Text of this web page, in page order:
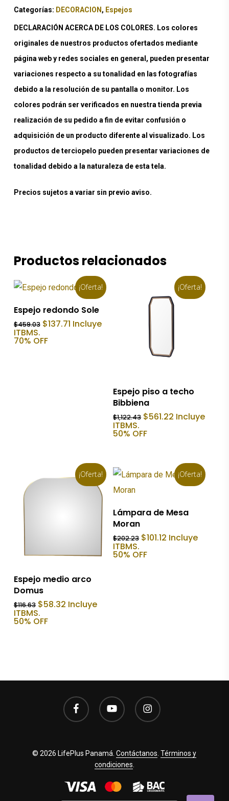
Categorías: DECORACION , Espejos
DECLARACIÓN ACERCA DE LOS COLORES. Los colores
originales de nuestros productos ofertados mediante
página web y redes sociales en general, pueden presentar
variaciones respecto a su tonalidad en las fotografías
debido a la resolución de su pantalla o monitor. Los
colores podrán ser verificados en nuestra tienda previa
realización de su pedido a fin de evitar confusión o
adquisición de un producto diferente al visualizado. Los
productos de terciopelo pueden presentar variaciones de
tonalidad debido a la naturaleza de esta tela.
Precios sujetos a variar sin previo aviso.
Productos relacionados
¡Oferta!
Añadir Al Carrito
Espejo redondo Sole
$459.03 El
original
$137.71El
precio
Incluye
ITBMS.
70% OFF
¡Oferta!
Añadir Al Carrito
Espejo piso a techo
Bibbiena
$1,122.43 El
original
$561.22 El
precio
Incluye
ITBMS.
50% OFF
¡Oferta!
Añadir Al Carrito
Espejo medio arco
Domus
$116.63 El
precio
original
$58.32El
precio
Incluye
ITBMS.
50% OFF
¡Oferta!
Añadir Al Carrito
Lámpara de Mesa
Moran
$202.23 El
original
$101.12 El
precio
Incluye
ITBMS.
50% OFF
facebook youtube instagram
© 2026 LifePlus Panamá.Contáctanos .Términos y
condiciones